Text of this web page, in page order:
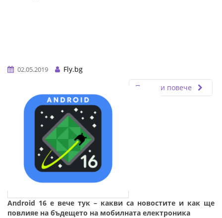
02.05.2019
Fly.bg
Прочети повече
Android 16 е вече тук – какви са новостите и как ще
повлияе на бъдещето на мобилната електроника